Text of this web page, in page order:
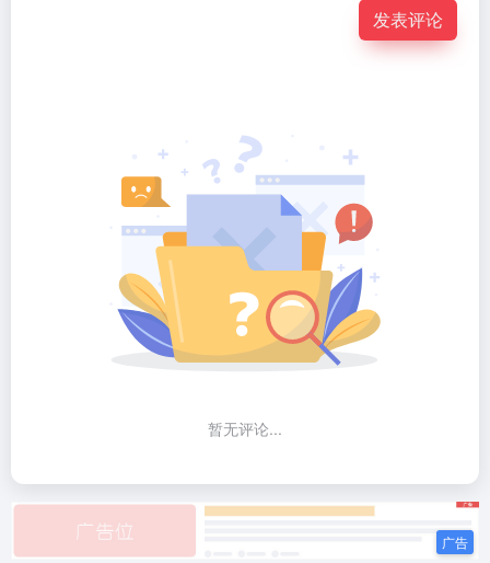
发表评论
暂无评论...